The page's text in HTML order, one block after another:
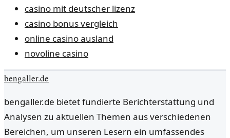
casino mit deutscher lizenz
casino bonus vergleich
online casino ausland
novoline casino
bengaller.de
bengaller.de bietet fundierte Berichterstattung und
Analysen zu aktuellen Themen aus verschiedenen
Bereichen, um unseren Lesern ein umfassendes